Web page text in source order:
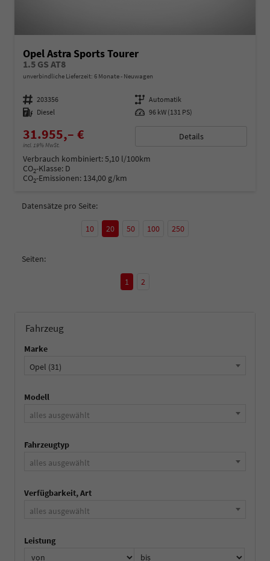
Opel Astra Sports Tourer
1.5 GS AT8
unverbindliche Lieferzeit: 6 Monate Neuwagen
Fahrzeugnummer 203356 Getriebe Automatik
Kraftstoff Diesel Leistung 96 kW (131 PS)
31.955,– €
incl. 19% MwSt.
Details
Verbrauch kombiniert:5,10 l/100km
CO2-Klasse: D
CO2-Emissionen: 134,00 g/km
Datensätze pro Seite:
10 20 50 100 250
Seiten:
1 2
Fahrzeug
Marke
Opel (31)
Modell
alles ausgewählt
Fahrzeugtyp
alles ausgewählt
Verfügbarkeit, Art
alles ausgewählt
Leistung